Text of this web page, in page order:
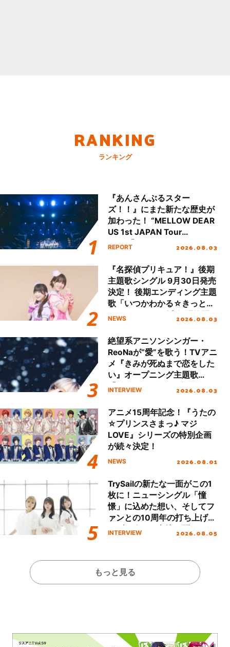
RANKING
ランキング
『あんさんぶるスター
ズ！！』にまた新たな歴史が
加わった！ “MELLOW DEAR
US 1st JAPAN Tour
Final「NICE to meet YOU
ート!!
REPORT 2026.08.03
『名探偵プリキュア！』後期
主題歌シングル 9月30日発売
決定！ 後期エンディング主題
歌「いつかわかる☆きっとあ
える」TVサイズ先行配信開
NEWS 2026.08.03
絶望系アニソンシンガー・
ReoNaが“愛”を歌う！TVアニ
メ『きみが死ぬまで恋をした
い』オープニング主題歌
「Amore」インタビュー
INTERVIEW 2026.08.03
アニメ15周年記念！『うたの
☆プリンスさまっ♪ マジ
LOVE』シリーズの特別企画
が続々決定！
NEWS 2026.08.01
TrySailの新たな一面がこの1
枚に！ニューシングル「憧
憬」に込めた想い、そしてフ
ァンとの10周年の打ち上げラ
イブを終えた心境を聞いた。
INTERVIEW 2026.08.05
もっと見る